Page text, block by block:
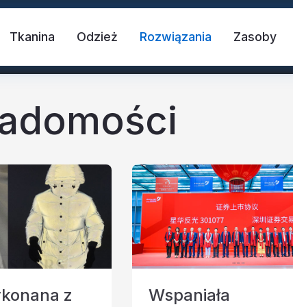
Tkanina Odzież Rozwiązania Zasoby
tkanina Kamizelka bezpieczeństwa
Odblaskowy winyl termotransferowy
z
Wspaniała